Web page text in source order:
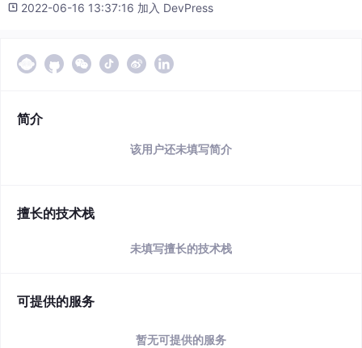
2022-06-16 13:37:16 加入 DevPress
简介
该用户还未填写简介
擅长的技术栈
未填写擅长的技术栈
可提供的服务
暂无可提供的服务